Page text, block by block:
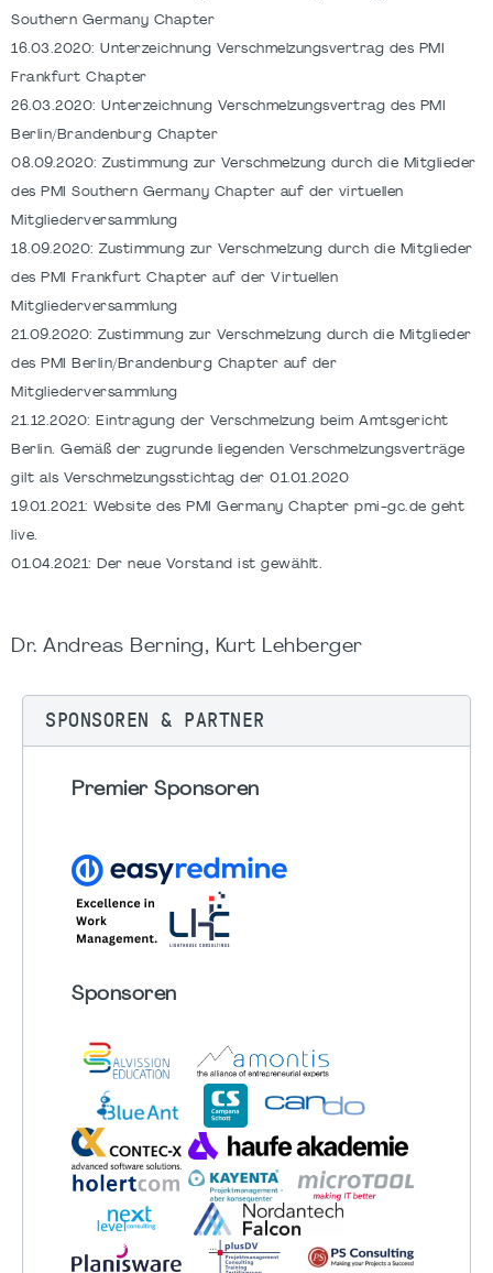
Southern Germany Chapter
16.03.2020: Unterzeichnung Verschmelzungsvertrag des PMI
Frankfurt Chapter
26.03.2020: Unterzeichnung Verschmelzungsvertrag des PMI
Berlin/Brandenburg Chapter
08.09.2020: Zustimmung zur Verschmelzung durch die Mitglieder
des PMI Southern Germany Chapter auf der virtuellen
Mitgliederversammlung
18.09.2020: Zustimmung zur Verschmelzung durch die Mitglieder
des PMI Frankfurt Chapter auf der Virtuellen
Mitgliederversammlung
21.09.2020: Zustimmung zur Verschmelzung durch die Mitglieder
des PMI Berlin/Brandenburg Chapter auf der
Mitgliederversammlung
21.12.2020: Eintragung der Verschmelzung beim Amtsgericht
Berlin. Gemäß der zugrunde liegenden Verschmelzungsverträge
gilt als Verschmelzungsstichtag der 01.01.2020
19.01.2021: Website des PMI Germany Chapter pmi-gc.de geht
live.
01.04.2021: Der neue Vorstand ist gewählt.
Dr. Andreas Berning, Kurt Lehberger
SPONSOREN & PARTNER
Premier Sponsoren
Sponsoren